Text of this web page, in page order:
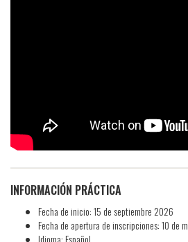
INFORMACIÓN PRÁCTICA
Fecha de inicio: 15 de septiembre 2026
Fecha de apertura de inscripciones: 10 de
Idioma: Español